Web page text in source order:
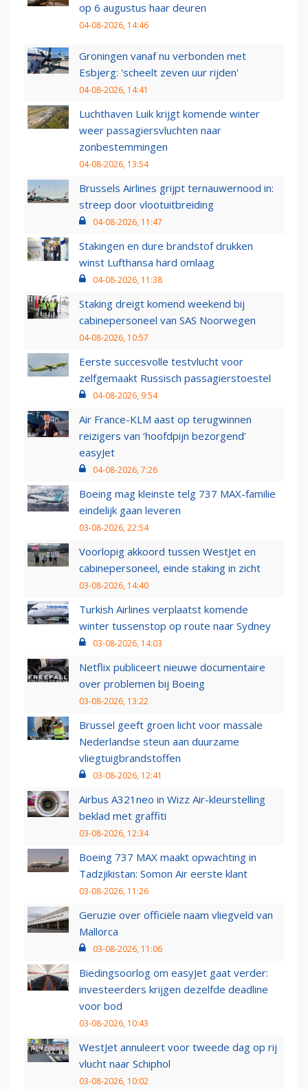
op 6 augustus haar deuren
04-08-2026, 14:46
Groningen vanaf nu verbonden met
Esbjerg: 'scheelt zeven uur rijden'
04-08-2026, 14:41
Luchthaven Luik krijgt komende winter
weer passagiersvluchten naar
zonbestemmingen
04-08-2026, 13:54
Brussels Airlines grijpt ternauwernood in:
streep door vlootuitbreiding
04-08-2026, 11:47
Stakingen en dure brandstof drukken
winst Lufthansa hard omlaag
04-08-2026, 11:38
Staking dreigt komend weekend bij
cabinepersoneel van SAS Noorwegen
04-08-2026, 10:57
Eerste succesvolle testvlucht voor
zelfgemaakt Russisch passagierstoestel
04-08-2026, 9:54
Air France-KLM aast op terugwinnen
reizigers van ‘hoofdpijn bezorgend’
easyJet
04-08-2026, 7:26
Boeing mag kleinste telg 737 MAX-familie
eindelijk gaan leveren
03-08-2026, 22:54
Voorlopig akkoord tussen WestJet en
cabinepersoneel, einde staking in zicht
03-08-2026, 14:40
Turkish Airlines verplaatst komende
winter tussenstop op route naar Sydney
03-08-2026, 14:03
Netflix publiceert nieuwe documentaire
over problemen bij Boeing
03-08-2026, 13:22
Brussel geeft groen licht voor massale
Nederlandse steun aan duurzame
vliegtuigbrandstoffen
03-08-2026, 12:41
Airbus A321neo in Wizz Air-kleurstelling
beklad met graffiti
03-08-2026, 12:34
Boeing 737 MAX maakt opwachting in
Tadzjikistan: Somon Air eerste klant
03-08-2026, 11:26
Geruzie over officiële naam vliegveld van
Mallorca
03-08-2026, 11:06
Biedingsoorlog om easyJet gaat verder:
investeerders krijgen dezelfde deadline
voor bod
03-08-2026, 10:43
WestJet annuleert voor tweede dag op rij
vlucht naar Schiphol
03-08-2026, 10:02